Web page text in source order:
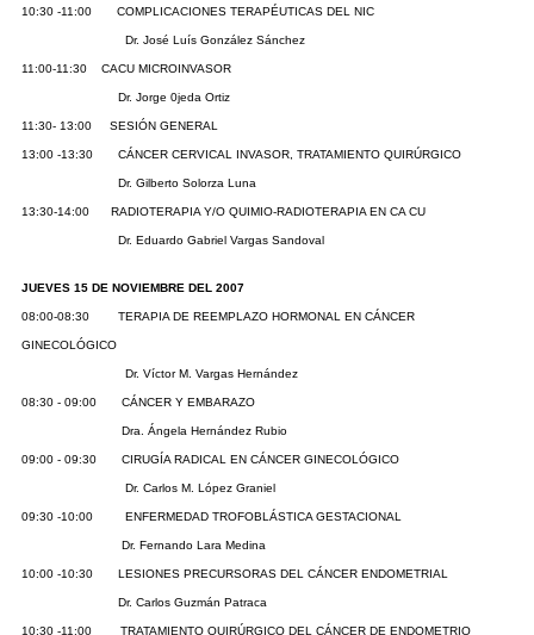
10:30 -11:00 COMPLICACIONES TERAPÉUTICAS DEL NIC
Dr. José Luís González Sánchez
11:00-11:30 CACU MICROINVASOR
Dr. Jorge 0jeda Ortiz
11:30- 13:00 SESIÓN GENERAL
13:00 -13:30 CÁNCER CERVICAL INVASOR, TRATAMIENTO QUIRÚRGICO
Dr. Gilberto Solorza Luna
13:30-14:00 RADIOTERAPIA Y/O QUIMIO-RADIOTERAPIA EN CA CU
Dr. Eduardo Gabriel Vargas Sandoval
JUEVES 15 DE NOVIEMBRE DEL 2007
08:00-08:30 TERAPIA DE REEMPLAZO HORMONAL EN CÁNCER
GINECOLÓGICO
Dr. Víctor M. Vargas Hernández
08:30 - 09:00 CÁNCER Y EMBARAZO
Dra. Ángela Hernández Rubio
09:00 - 09:30 CIRUGÍA RADICAL EN CÁNCER GINECOLÓGICO
Dr. Carlos M. López Graniel
09:30 -10:00 ENFERMEDAD TROFOBLÁSTICA GESTACIONAL
Dr. Fernando Lara Medina
10:00 -10:30 LESIONES PRECURSORAS DEL CÁNCER ENDOMETRIAL
Dr. Carlos Guzmán Patraca
10:30 -11:00 TRATAMIENTO QUIRÚRGICO DEL CÁNCER DE ENDOMETRIO